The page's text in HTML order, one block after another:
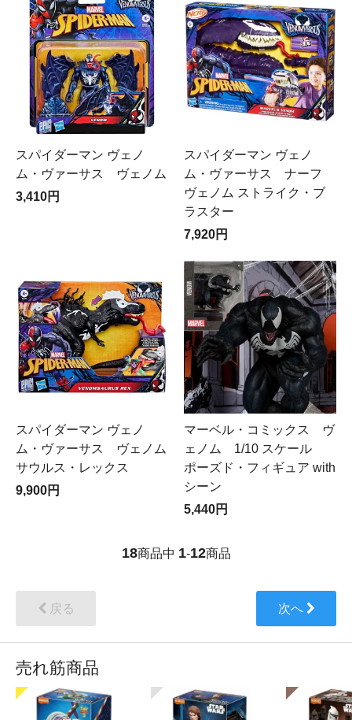
スパイダーマン ヴェノ
ム・ヴァーサス ヴェノム
3,410円
スパイダーマン ヴェノ
ム・ヴァーサス ナーフ
ヴェノム ストライク・ブ
ラスター
7,920円
スパイダーマン ヴェノ
ム・ヴァーサス ヴェノム
サウルス・レックス
9,900円
マーベル・コミックス ヴ
ェノム 1/10 スケール
ポーズド・フィギュア with
シーン
5,440円
18商品中 1-12商品
戻る 次へ
売れ筋商品